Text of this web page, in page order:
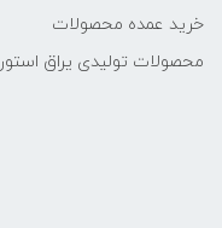
خرید عمده محصولات
محصولات تولیدی یراق استور